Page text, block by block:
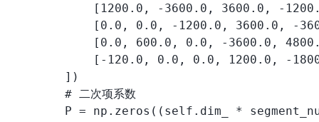
[1200.0, -3600.0, 3600.0, -
[0.0, 0.0, -1200.0, 3600.0, -
[0.0, 600.0, 0.0, -3600.0,
[-120.0, 0.0, 0.0, 1200.0, -
        ])
        # 二次项系数
P = np.zeros((self.dim_ *